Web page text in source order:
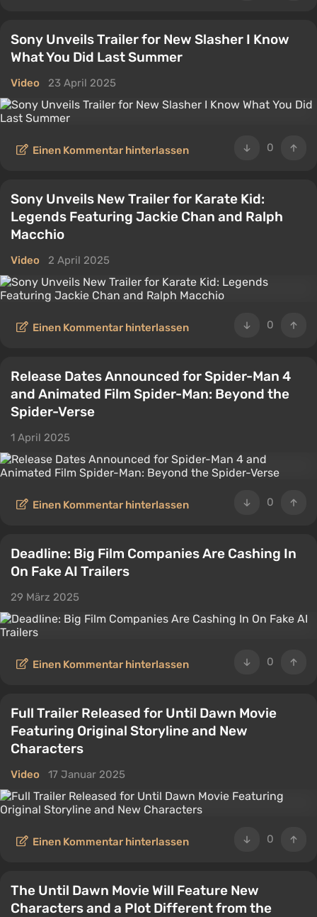
Sony Unveils Trailer for New Slasher I Know
What You Did Last Summer
Video 23 April 2025
0
Einen Kommentar hinterlassen
Sony Unveils New Trailer for Karate Kid:
Legends Featuring Jackie Chan and Ralph
Macchio
Video 2 April 2025
0
Einen Kommentar hinterlassen
Release Dates Announced for Spider-Man 4
and Animated Film Spider-Man: Beyond the
Spider-Verse
1 April 2025
0
Einen Kommentar hinterlassen
Deadline: Big Film Companies Are Cashing In
On Fake AI Trailers
29 März 2025
0
Einen Kommentar hinterlassen
Full Trailer Released for Until Dawn Movie
Featuring Original Storyline and New
Characters
Video 17 Januar 2025
0
Einen Kommentar hinterlassen
The Until Dawn Movie Will Feature New
Characters and a Plot Different from the